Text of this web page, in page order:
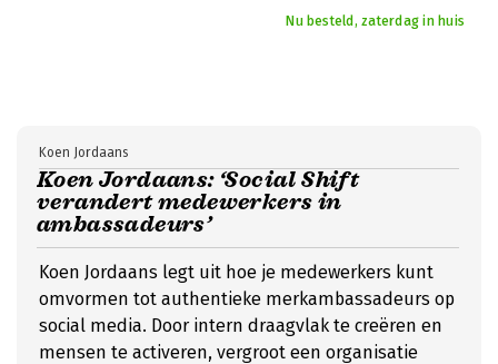
Nu besteld, zaterdag in huis
Koen Jordaans: ‘Social Shift
verandert medewerkers in
ambassadeurs’
Koen Jordaans
Koen Jordaans legt uit hoe je medewerkers kunt
omvormen tot authentieke merkambassadeurs op
social media. Door intern draagvlak te creëren en
mensen te activeren, vergroot een organisatie